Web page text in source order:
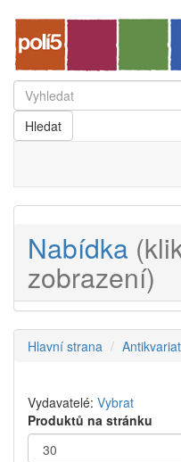
Nabídka
zobrazení)
Hlavní strana
Vydavatelé: Vybrat
Produktů na stránku